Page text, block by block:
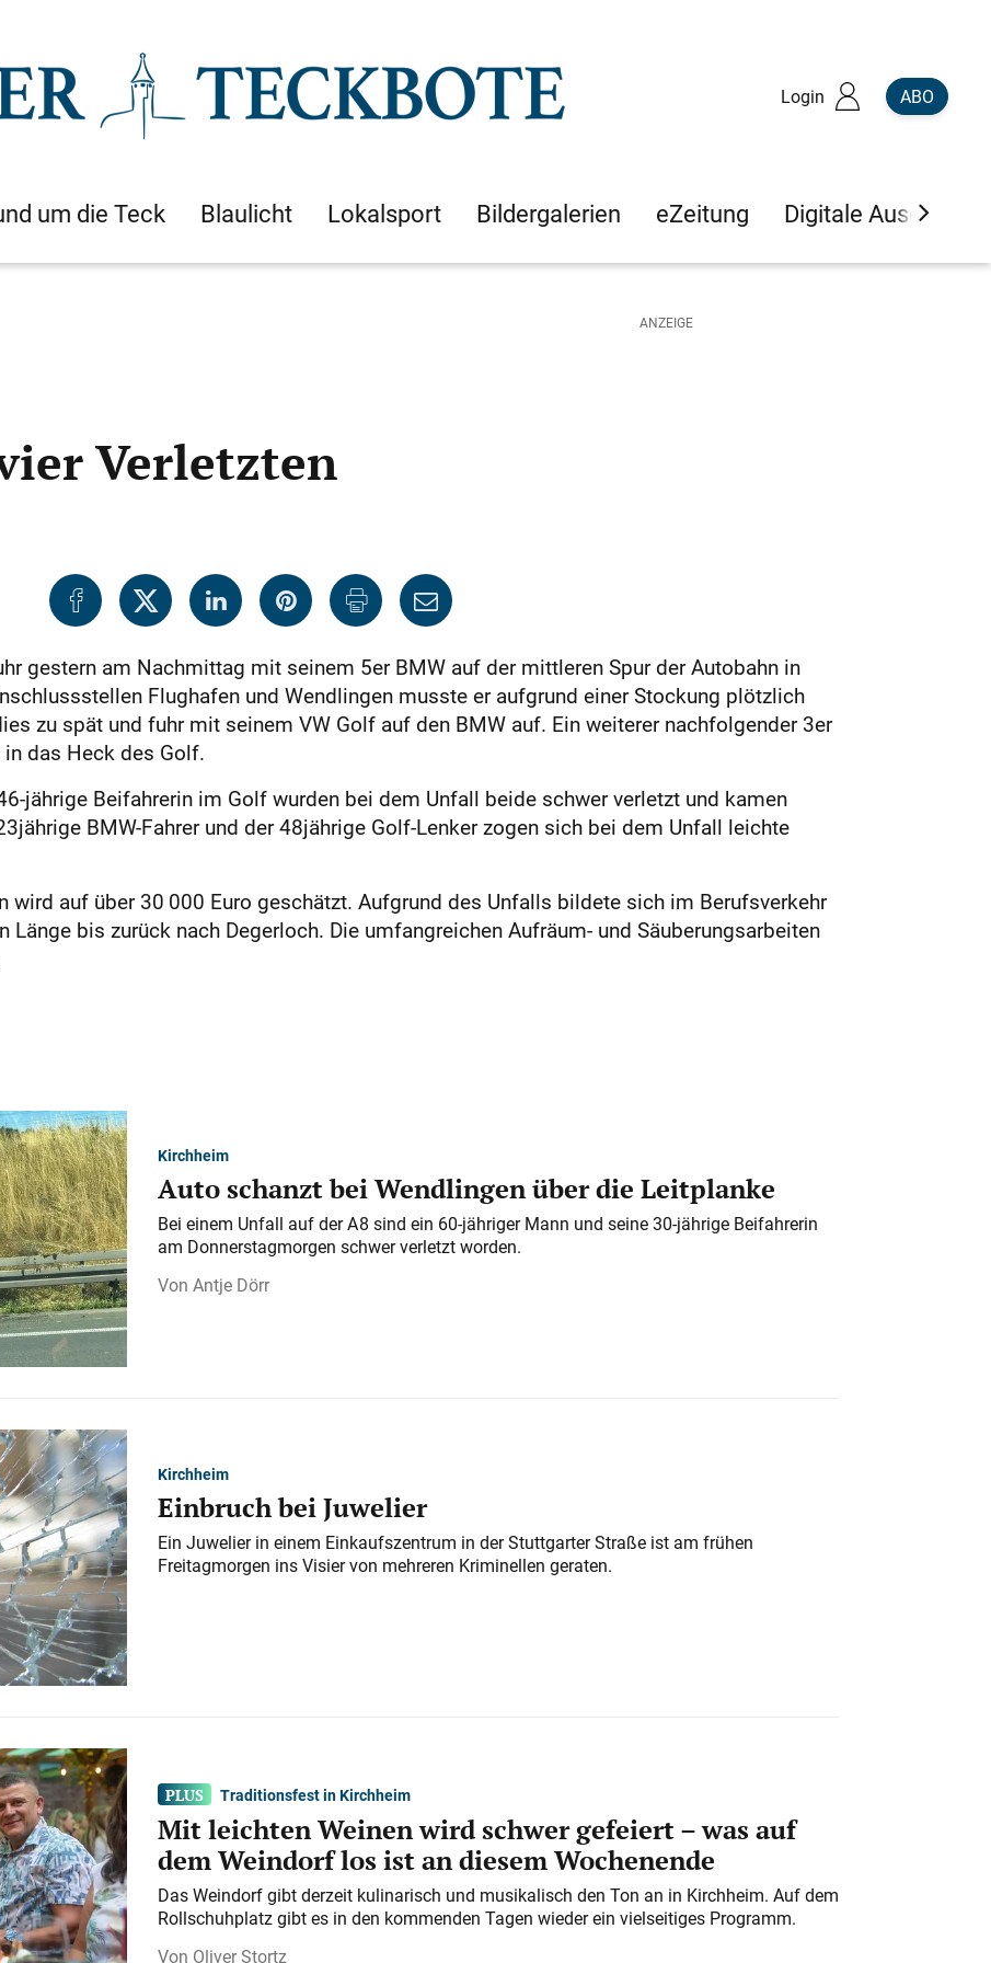
Login ABO
um die Teck Blaulicht Lokalsport Bildergalerien eZeitung Digitale Ausgaben
Verletzten
gestern am Nachmittag mit seinem 5er BMW auf der mittleren Spur der Autobahn in
Flughafen und Wendlingen musste er aufgrund einer Stockung plötzlich
zu spät und fuhr mit seinem VW Golf auf den BMW auf. Ein weiterer nachfolgender 3er
das Heck des Golf.
jährige Beifahrerin im Golf wurden bei dem Unfall beide schwer verletzt und kamen
BMW-Fahrer und der 48jährige Golf-Lenker zogen sich bei dem Unfall leichte
wird auf über 30 000 Euro geschätzt. Aufgrund des Unfalls bildete sich im Berufsverkehr
bis zurück nach Degerloch. Die umfangreichen Aufräum- und Säuberungsarbeiten
Kirchheim
Auto schanzt bei Wendlingen über die Leitplanke
Bei einem Unfall auf der A 8 sind ein 60-jähriger Mann und seine 30-jährige Beifahrerin
am Donnerstagmorgen schwer verletzt worden.
Antje Dörr
Kirchheim
Einbruch bei Juwelier
Ein Juwelier in einem Einkaufszentrum in der Stuttgarter Straße ist am frühen
Freitagmorgen ins Visier von mehreren Kriminellen geraten.
Traditionsfest in Kirchheim
Mit leichten Weinen wird schwer gefeiert – was auf
dem Weindorf los ist an diesem Wochenende
Das Weindorf gibt derzeit kulinarisch und musikalisch den Ton an in Kirchheim. Auf dem
Rollschuhplatz gibt es in den kommenden Tagen wieder ein vielseitiges Programm.
Oliver Stortz